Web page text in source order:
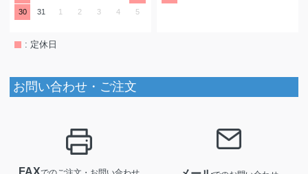
30
31 1 2 3 4 5
: 定休日
お問い合わせ・ご注文
FAX